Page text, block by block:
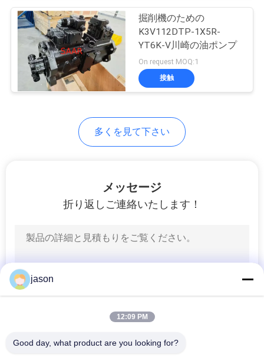
い パーカーデニソン
の油圧ポンプ
産業油圧ポンプ
イートン ビッカー
ズの油圧ポンプ
掘削機のための
K3V112DTP-1X5R-
YT6K-V川崎の油ポンプ
On request MOQ:1
接触
多くを見て下さい
メッセージ
折り返しご連絡いたします！
jason
12:09 PM
Good day, what product are you looking for?